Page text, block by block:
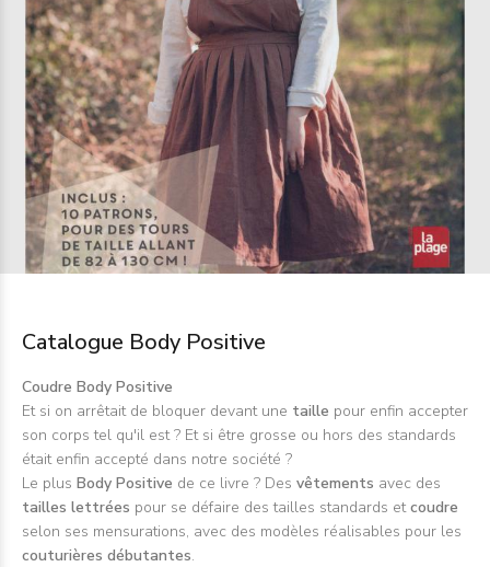
Catalogue Body Positive
Coudre Body Positive
Et si on arrêtait de bloquer devant une taille pour enfin accepter
son corps tel qu'il est ? Et si être grosse ou hors des standards
était enfin accepté dans notre société ?
Le plus Body Positive de ce livre ? Des vêtements avec des
tailles lettrées pour se défaire des tailles standards etcoudre
selon ses mensurations, avec des modèles réalisables pour les
couturières débutantes.